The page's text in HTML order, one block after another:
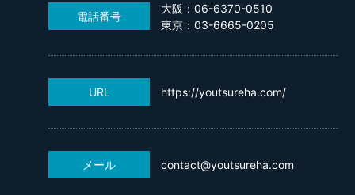
電話番号
大阪：06-6370-0510
東京：03-6665-0205
URL https://youtsureha.com/
メール contact@youtsureha.com